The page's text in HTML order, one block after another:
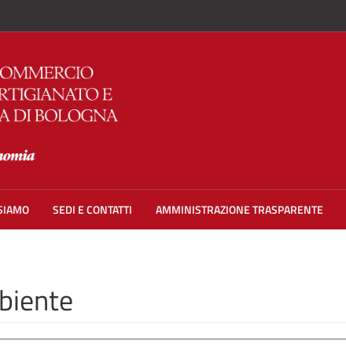
SEDI E CONTATTI AMMINISTRAZIONE TRASPARENTE